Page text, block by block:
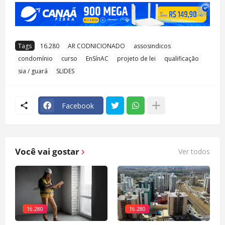
Tags 16.280 AR CODNICIONADO
assosindicos
condomínio
curso EnSínAC projeto de lei
qualificação
sia / guará
SLIDES
Facebook
Você vai gostar Ver todos
16.280 16.280